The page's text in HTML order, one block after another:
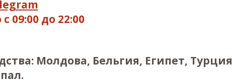
09:00 до 22:00
Молдова, Бельгия, Египет,